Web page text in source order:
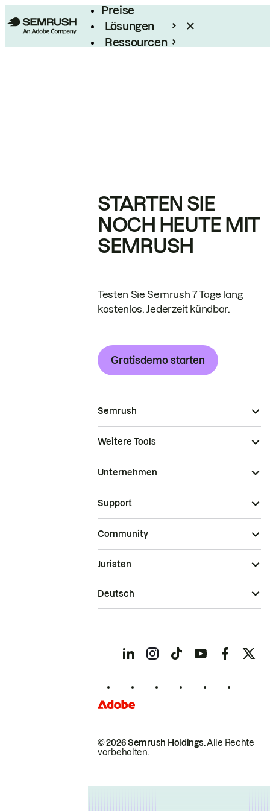
Preise
Lösungen
Ressourcen
STARTEN SIE
NOCH HEUTE MIT
SEMRUSH
Testen Sie Semrush 7 Tage lang
kostenlos. Jederzeit kündbar.
Gratisdemo starten
Semrush
Weitere Tools
Unternehmen
Support
Community
© 2026 Semrush Holdings.Alle Rechte
vorbehalten.
Juristen
Deutsch